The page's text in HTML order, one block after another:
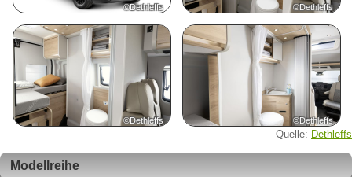
©Dethleffs ©Dethleffs
©Dethleffs ©Dethleffs
Quelle: Dethleffs
Modellreihe